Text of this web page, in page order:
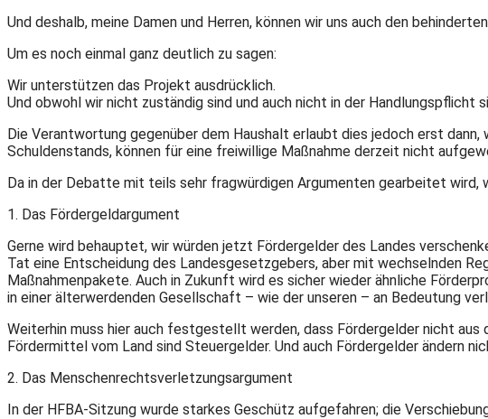
Und deshalb, meine Damen und Herren, können wir uns auch den
Um es noch einmal ganz deutlich zu sagen:
Wir unterstützen das Projekt ausdrücklich.
Und obwohl wir nicht zuständig sind und auch nicht in der Handlungspflicht
Die Verantwortung gegenüber dem Haushalt erlaubt dies jedoch erst
Schuldenstands, können für eine freiwillige Maßnahme derzeit nicht
Da in der Debatte mit teils sehr fragwürdigen Argumenten gearbeitet wird,
1. Das Fördergeldargument
Gerne wird behauptet, wir würden jetzt Fördergelder des Landes
Tat eine Entscheidung des Landesgesetzgebers, aber mit wechselnden
Maßnahmenpakete. Auch in Zukunft wird es sicher wieder ähnliche
in einer älterwerdenden Gesellschaft – wie der unseren – an Bedeutung
Weiterhin muss hier auch festgestellt werden, dass Fördergelder nicht aus
Fördermittel vom Land sind Steuergelder. Und auch Fördergelder ändern
2. Das Menschenrechtsverletzungsargument
In der HFBA-Sitzung wurde starkes Geschütz aufgefahren; die